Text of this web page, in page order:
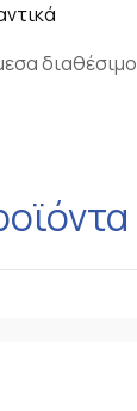
διαθέσιμο